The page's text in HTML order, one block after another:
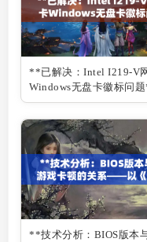
**已解决：Intel I219-V
Windows无盘卡徽标问
**技术分析：BIOS版本